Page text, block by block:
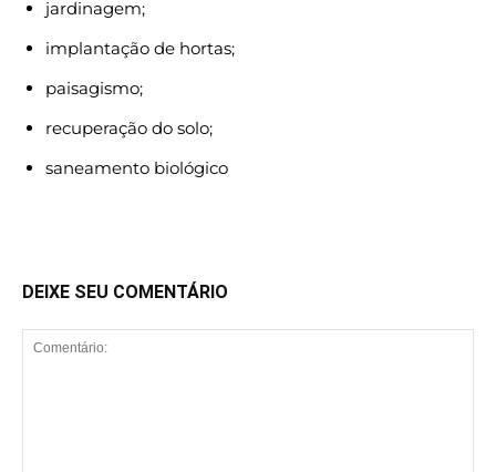
jardinagem;
implantação de hortas;
paisagismo;
recuperação do solo;
saneamento biológico
DEIXE SEU COMENTÁRIO